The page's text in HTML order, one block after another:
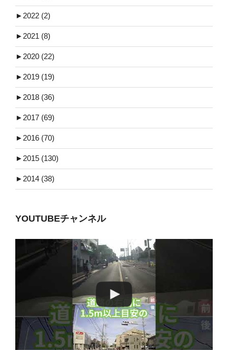
► 2022 (2)
► 2021 (8)
► 2020 (22)
► 2019 (19)
► 2018 (36)
► 2017 (69)
► 2016 (70)
► 2015 (130)
► 2014 (38)
YOUTUBEチャンネル